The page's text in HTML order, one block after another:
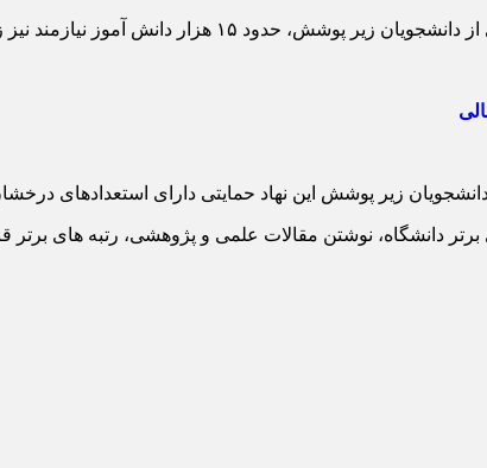
نیازمند نیز زیر پوشش این نهاد حمایتی هستند.
این نهاد حمایتی دارای استعدادهای درخشان هستند که از مجموع
دانشگاه، نوشتن مقالات علمی و پژوهشی، رتبه های برتر